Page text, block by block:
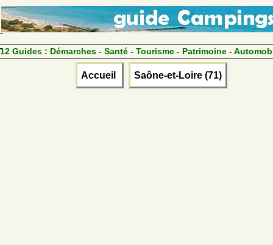
12 Guides : Démarches - Santé - Tourisme - Patrimoine -
Accueil Saône-et-Loire (71)